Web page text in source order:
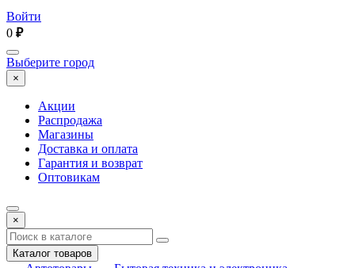
Войти
0 ₽
Выберите город
×
Акции
Распродажа
Магазины
Доставка и оплата
Гарантия и возврат
Оптовикам
×
Каталог товаров